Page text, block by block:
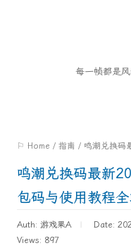
每一帧都是
⚐ Home / 指南 / 鸣潮兑换码最
鸣潮兑换码最新
包码与使用教程
Auth: 游戏果A Date:
Views: 897